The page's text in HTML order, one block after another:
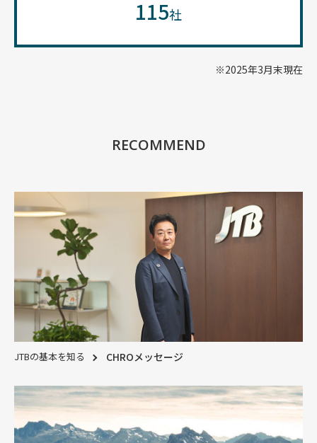
115社
※2025年3月末現在
RECOMMEND
JTBの基本を知る CHROメッセージ